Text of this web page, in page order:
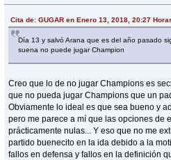
Cita de: GUGAR en Enero 13, 2018, 20:27
Día 13 y salvó Arana que es del año pasado
suena no puede jugar Champion
Creo que lo de no jugar Champions es
que no pueda jugar Champions que un
Obviamente lo ideal es que sea bueno y
pero me parece a mí que las opciones de
prácticamente nulas... Y eso que no me
partido buenecito en la ida debido a la
fallos en defensa y fallos en la definición